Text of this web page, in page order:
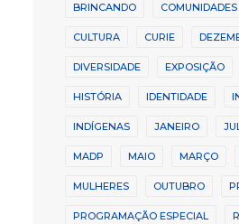
BRINCANDO
CULTURA CURIE
DIVERSIDADE EXPOSIÇÃO
HISTÓRIA IDENTIDADE
INDÍGENAS JANEIRO
MADP MAIO MARÇO
MULHERES OUTUBRO
PROGRAMAÇÃO ESPECIAL